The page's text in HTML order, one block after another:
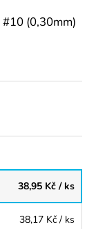
(0,30mm)
38,95 Kč / ks
38,17 Kč / ks